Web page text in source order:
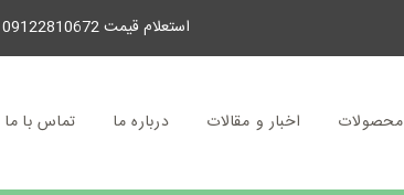
استعلام قیمت 09122810672
محصولات اخبار و مقالات درباره ما تماس با ما